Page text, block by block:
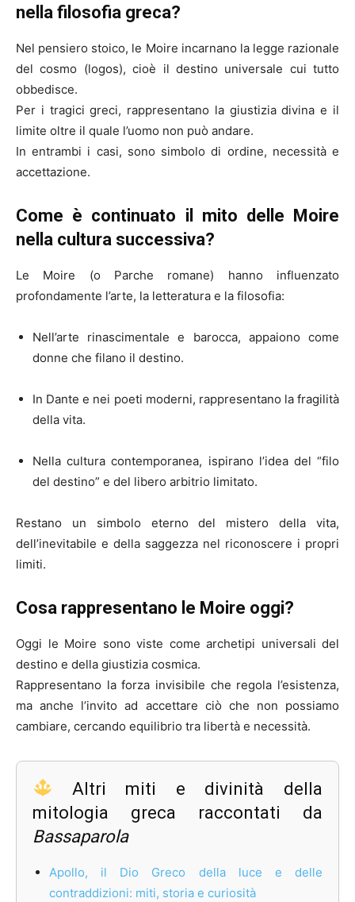
nella filosofia greca?
Nel pensiero stoico, le Moire incarnano la legge razionale
del cosmo (logos), cioè il destino universale cui tutto
obbedisce.
Per i tragici greci, rappresentano la giustizia divina e il
limite oltre il quale l’uomo non può andare.
In entrambi i casi, sono simbolo di ordine, necessità e
accettazione.
Come è continuato il mito delle Moire
nella cultura successiva?
Le Moire (o Parche romane) hanno influenzato
profondamente l’arte, la letteratura e la filosofia:
Nell’arte rinascimentale e barocca, appaiono come
donne che filano il destino.
In Dante e nei poeti moderni, rappresentano la fragilità
della vita.
Nella cultura contemporanea, ispirano l’idea del “filo
del destino” e del libero arbitrio limitato.
Restano un simbolo eterno del mistero della vita,
dell’inevitabile e della saggezza nel riconoscere i propri
limiti.
Cosa rappresentano le Moire oggi?
Oggi le Moire sono viste come archetipi universali del
destino e della giustizia cosmica.
Rappresentano la forza invisibile che regola l’esistenza,
ma anche l’invito ad accettare ciò che non possiamo
cambiare, cercando equilibrio tra libertà e necessità.
Altri miti e divinità della
mitologia greca raccontati da
Bassaparola
Apollo, il Dio Greco della luce e delle
contraddizioni: miti, storia e curiosità